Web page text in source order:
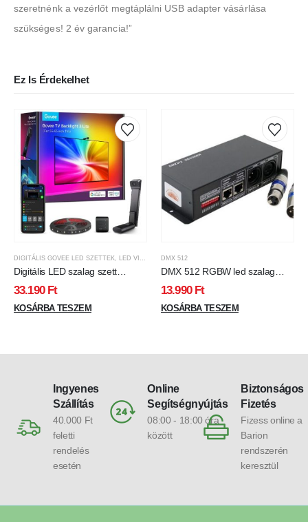
szeretnénk a vezérlőt megtáplálni USB adapter vásárlása
szükséges! 2 év garancia!”
Ez Is Érdekelhet
DIGITÁLIS GOVEE LED SZETTEK, LED VILÁGÍTÁS
Digitális LED szalag szett
kamerával , TV képernyő
követő funkcióval , RGB + IC
(digitális) , 3.6m , GOVEE,
33.190 Ft
KOSÁRBA TESZEM
DMX 512
DMX 512 RGBW led szalag
vezérlő, 4 csatorna, 192/384W.
13.990 Ft
KOSÁRBA TESZEM
Ingyenes
Szállítás
40.000 Ft
feletti
rendelés
esetén
Online
Segítségnyújtás
08:00 - 18:00 óra
között
Biztonságos
Fizetés
Fizess online a
Barion
rendszerén
keresztül